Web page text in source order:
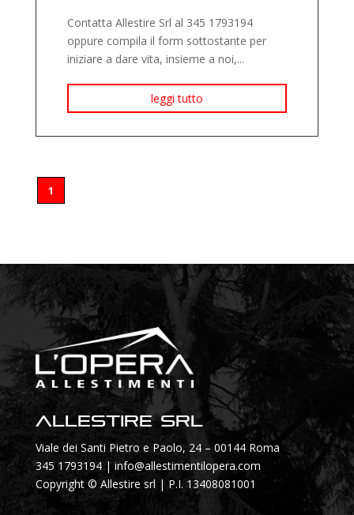
Contatta Allestire Srl al 345 1793194
oppure compila il form sottostante per
iniziare a dare vita, insieme a noi,...
leggi tutto
1
Allestire SRL
Viale dei Santi Pietro e Paolo, 24 – 00144 Roma
345 1793194|info@allestimentilopera.com
Copyright © Allestire srl | P.I. 13408081001